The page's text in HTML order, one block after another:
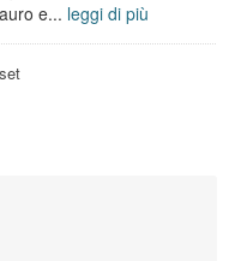
e... leggi di più